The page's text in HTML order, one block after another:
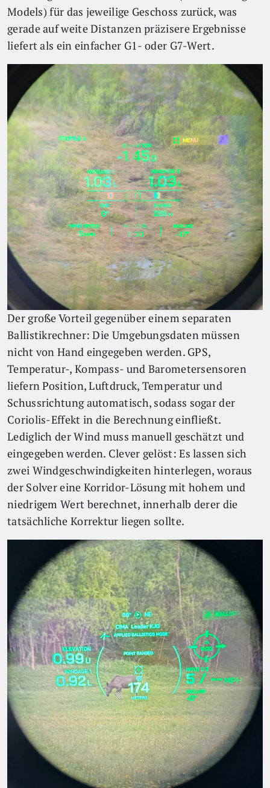
Models) für das jeweilige Geschoss zurück, was
gerade auf weite Distanzen präzisere Ergebnisse
liefert als ein einfacher G1- oder G7-Wert.
Der große Vorteil gegenüber einem separaten
Ballistikrechner: Die Umgebungsdaten müssen
nicht von Hand eingegeben werden. GPS,
Temperatur-, Kompass- und Barometersensoren
liefern Position, Luftdruck, Temperatur und
Schussrichtung automatisch, sodass sogar der
Coriolis-Effekt in die Berechnung einfließt.
Lediglich der Wind muss manuell geschätzt und
eingegeben werden. Clever gelöst: Es lassen sich
zwei Windgeschwindigkeiten hinterlegen, woraus
der Solver eine Korridor-Lösung mit hohem und
niedrigem Wert berechnet, innerhalb derer die
tatsächliche Korrektur liegen sollte.